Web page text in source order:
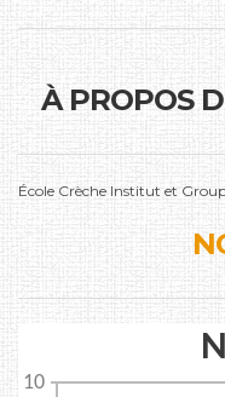
À PROPOS
École Crèche Institut et